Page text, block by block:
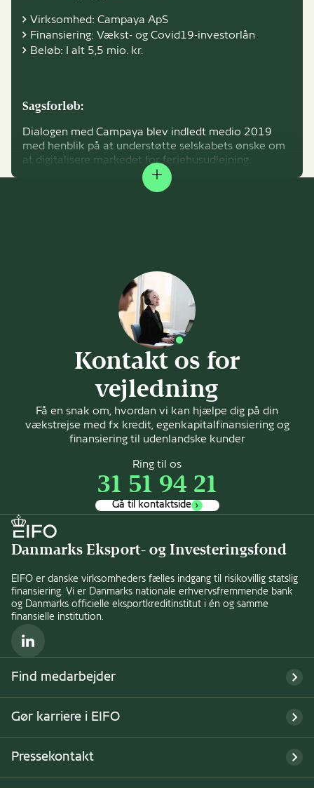
Virksomhed: Campaya ApS
Finansiering: Vækst- og Covid19-investorlån
Beløb: I alt 5,5 mio. kr.
Sagsforløb:
Dialogen med Campaya blev indledt medio 2019
med henblik på at understøtte selskabets ønske om
at digitalisere markedet for feriehusudlejning.
Det daværende Vækstfonden ydede primo 2020 et
turisterhvervet var hårdt ramt. Fonden ydede primo
2021 et Coronarelateret lån, C19-Investorlån.
Medfinansiering kom via egenkapital fra ejere og
Campaya.dk
Expand
Kontakt os for
vejledning
Få en snak om, hvordan vi kan hjælpe dig på din
vækstrejse med fx kredit, egenkapitalfinansiering og
finansiering til udenlandske kunder
Ring til os
31 51 94 21
Gå til kontaktside
Danmarks Eksport- og Investeringsfond
EIFO er danske virksomheders fælles indgang til risikovillig statslig
finansiering. Vi er Danmarks nationale erhvervsfremmende bank
og Danmarks officielle eksportkreditinstitut i én og samme
finansielle institution.
LinkedIn
Find medarbejder
Gør karriere i EIFO
Pressekontakt